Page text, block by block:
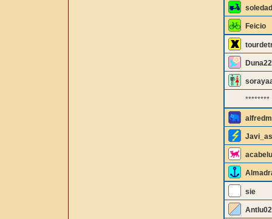
Feicio
Duna22
********
acabelu
sie
Antlu02